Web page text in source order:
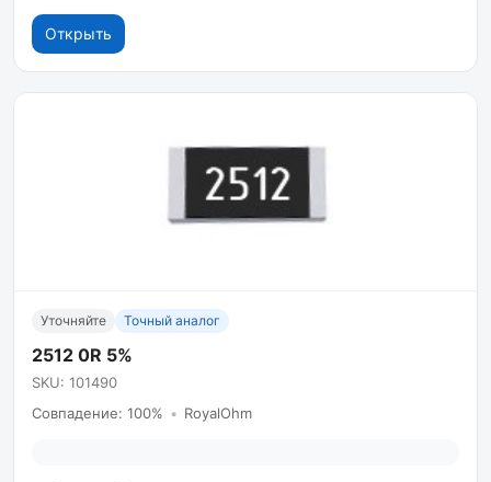
Открыть
Уточняйте Точный аналог
2512 0R 5%
SKU: 101490
Совпадение: 100% • RoyalOhm